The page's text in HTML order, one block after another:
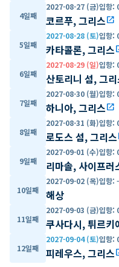
4일째
2027-08-27 (금)입항:
코르푸, 그리스open_in_new
5일째
2027-08-28 (토)입항:
카타콜론, 그리스
6일째
2027-08-29 (일)입항:
산토리니 섬, 그
7일째
2027-08-30 (월)입항:
하니아, 그리스open_in_new
8일째
2027-08-31 (화)입항:
로도스 섬, 그리스
9일째
2027-09-01 (수)입항:
리마솔, 사이프러
10일째
2027-09-02 (목)입항: -
해상
11일째
2027-09-03 (금)입항:
쿠사다시, 튀르키
12일째
2027-09-04 (토)입항:
피레우스, 그리스